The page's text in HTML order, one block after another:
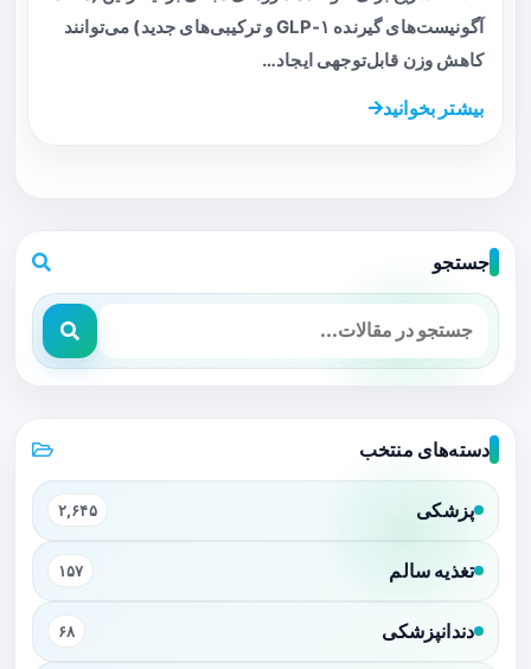
آگونیست‌های گیرنده GLP‑۱ و ترکیبی‌های جدید) می‌توانند
کاهش وزن قابل‌توجهی ایجاد…
بیشتر بخوانید
جستجو
دسته‌های منتخب
پزشکی ۲,۶۴۵
تغذیه سالم ۱۵۷
دندانپزشکی ۶۸